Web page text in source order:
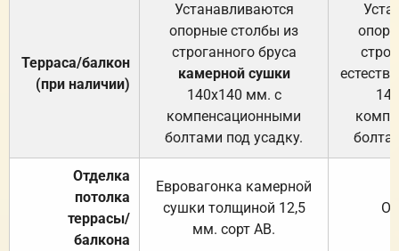
Терраса/балкон
(при наличии)
Устанавливаются
опорные столбы из
строганного бруса
камерной сушки
140х140 мм. с
компенсационными
болтами под усадку.
Отделка
потолка
террасы/
балкона
Евровагонка камерной
сушки толщиной 12,5
мм. сорт АВ.